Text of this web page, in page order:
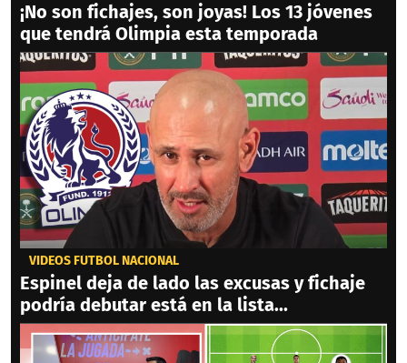
¡No son fichajes, son joyas! Los 13 jóvenes
que tendrá Olimpia esta temporada
VIDEOS FÚTBOL NACIONAL
Espinel deja de lado las excusas y fichaje
podría debutar está en la lista...